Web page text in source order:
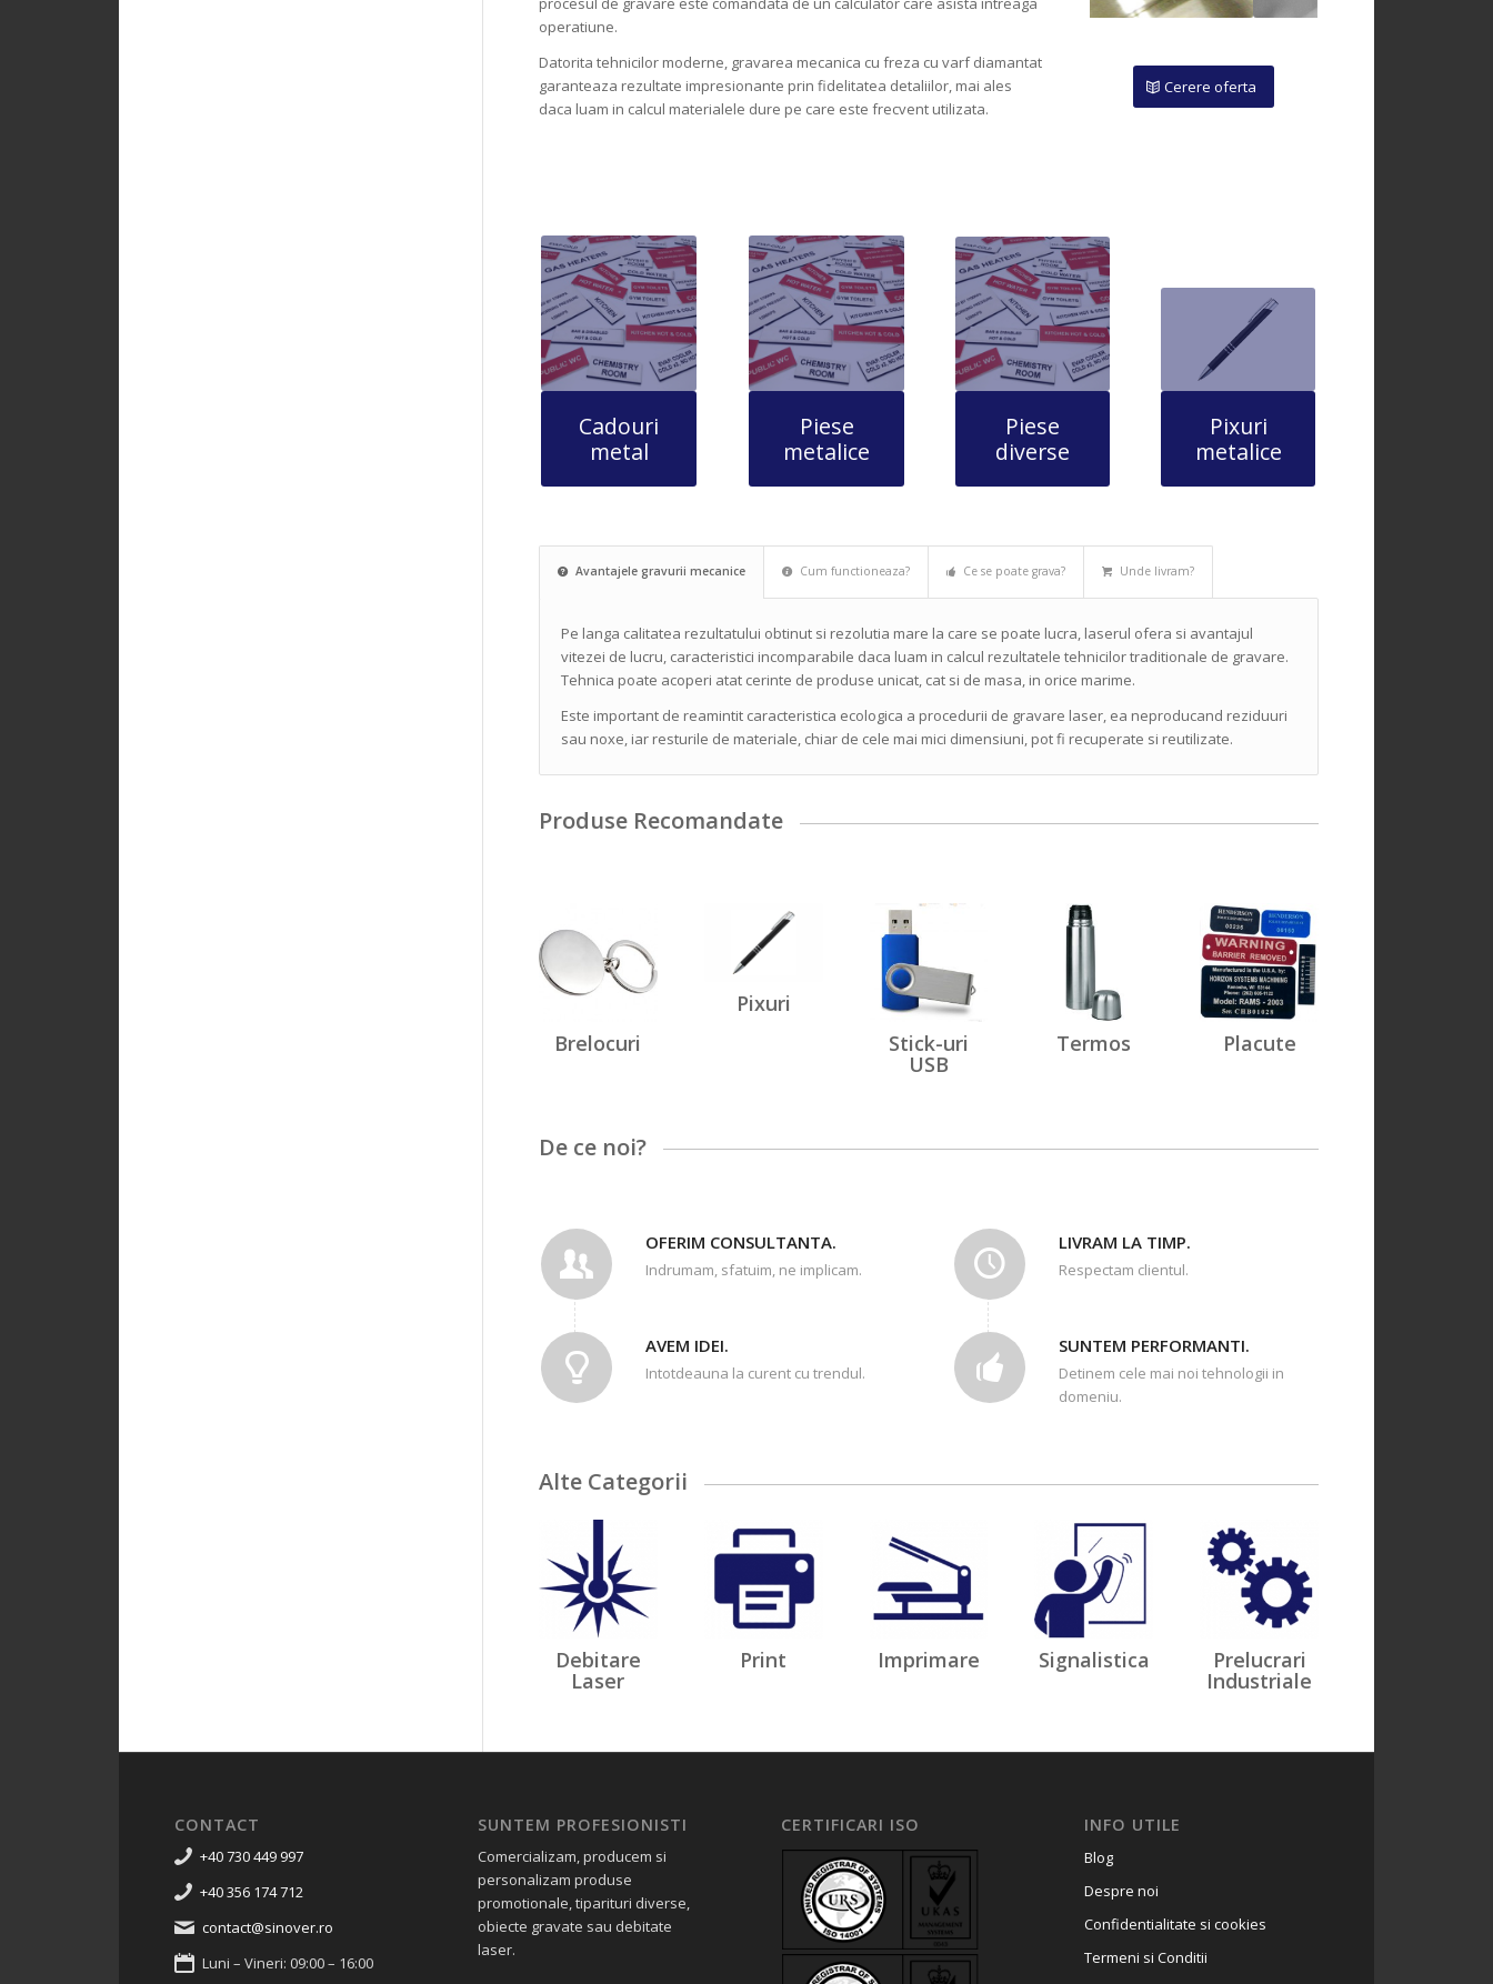
operatiune.
Datorita tehnicilor moderne, gravarea mecanica cu freza cu varf diamantat
garanteaza rezultate impresionante prin fidelitatea detaliilor, mai ales
daca luam in calcul materialele dure pe care este frecvent utilizata.
Cerere oferta
Cadouri
metal
Piese
metalice
Piese
diverse
Pixuri
metalice
Avantajele gravurii mecanice Cum functioneaza? Ce se poate grava? Unde livram?
Pe langa calitatea rezultatului obtinut si rezolutia mare la care se poate lucra, laserul ofera si avantajul
vitezei de lucru, caracteristici incomparabile daca luam in calcul rezultatele tehnicilor traditionale de gravare.
Tehnica poate acoperi atat cerinte de produse unicat, cat si de masa, in orice marime.
Este important de reamintit caracteristica ecologica a procedurii de gravare laser, ea neproducand reziduuri
sau noxe, iar resturile de materiale, chiar de cele mai mici dimensiuni, pot fi recuperate si reutilizate.
Produse Recomandate
Brelocuri
Pixuri
Stick-uri
USB
Termos Placute
De ce noi?
OFERIM CONSULTANTA.
Indrumam, sfatuim, ne implicam.
AVEM IDEI.
Intotdeauna la curent cu trendul.
LIVRAM LA TIMP.
Respectam clientul.
SUNTEM PERFORMANTI.
Detinem cele mai noi tehnologii in
domeniu.
Alte Categorii
Debitare
Laser
Print Imprimare Signalistica Prelucrari
Industriale
CONTACT
+40 730 449 997
+40 356 174 712
contact@sinover.ro
Luni – Vineri: 09:00 – 16:00
SUNTEM PROFESIONISTI
Comercializam, producem si
personalizam produse
promotionale, tiparituri diverse,
obiecte gravate sau debitate
laser.
CERTIFICARI ISO INFO UTILE
Blog
Despre noi
Confidentialitate si cookies
Termeni si Conditii